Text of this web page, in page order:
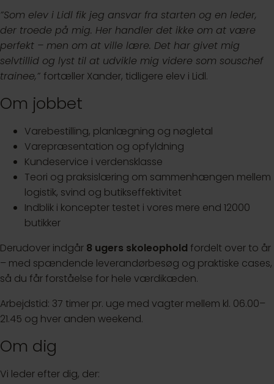
”Som elev i Lidl fik jeg ansvar fra starten og en leder,
der troede på mig. Her handler det ikke om at være
perfekt – men om at ville lære. Det har givet mig
selvtillid og lyst til at udvikle mig videre som souschef
trainee,” fortæller Xander, tidligere elev i Lidl.
Om jobbet
Varebestilling, planlægning og nøgletal
Varepræsentation og opfyldning
Kundeservice i verdensklasse
Teori og praksislæring om sammenhængen mellem
logistik, svind og butikseffektivitet
Indblik i koncepter testet i vores mere end 12000
butikker
Derudover indgår 8 ugers skoleophold fordelt over to år
– med spændende leverandørbesøg og praktiske cases,
så du får forståelse for hele værdikæden.
Arbejdstid: 37 timer pr. uge med vagter mellem kl. 06.00–
21.45 og hver anden weekend.
Om dig
Vi leder efter dig, der: